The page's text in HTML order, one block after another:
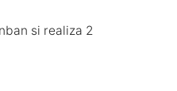
si realiza 2